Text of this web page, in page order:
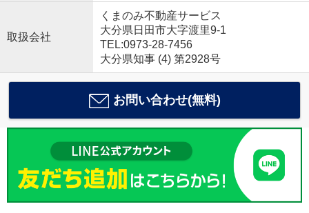
取扱会社
くまのみ不動産サービス
大分県日田市大字渡里9-1
TEL:0973-28-7456
大分県知事 (4) 第2928号
お問い合わせ(無料)